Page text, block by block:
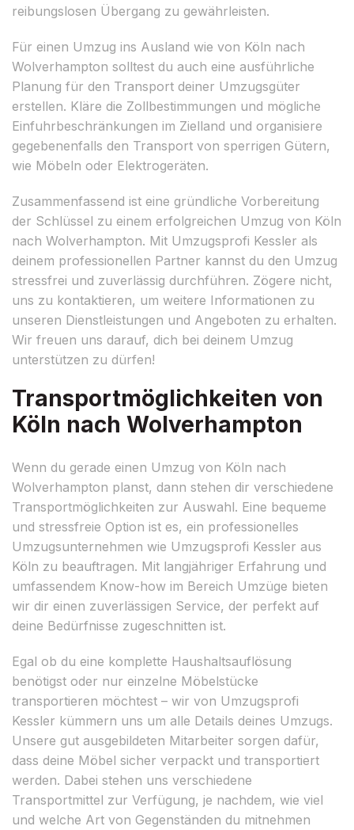
reibungslosen Übergang zu gewährleisten.
Für einen Umzug ins Ausland wie von Köln nach
Wolverhampton solltest du auch eine ausführliche
Planung für den Transport deiner Umzugsgüter
erstellen. Kläre die Zollbestimmungen und mögliche
Einfuhrbeschränkungen im Zielland und organisiere
gegebenenfalls den Transport von sperrigen Gütern,
wie Möbeln oder Elektrogeräten.
Zusammenfassend ist eine gründliche Vorbereitung
der Schlüssel zu einem erfolgreichen Umzug von Köln
nach Wolverhampton. Mit Umzugsprofi Kessler als
deinem professionellen Partner kannst du den Umzug
stressfrei und zuverlässig durchführen. Zögere nicht,
uns zu kontaktieren, um weitere Informationen zu
unseren Dienstleistungen und Angeboten zu erhalten.
Wir freuen uns darauf, dich bei deinem Umzug
unterstützen zu dürfen!
Transportmöglichkeiten von
Köln nach Wolverhampton
Wenn du gerade einen Umzug von Köln nach
Wolverhampton planst, dann stehen dir verschiedene
Transportmöglichkeiten zur Auswahl. Eine bequeme
und stressfreie Option ist es, ein professionelles
Umzugsunternehmen wie Umzugsprofi Kessler aus
Köln zu beauftragen. Mit langjähriger Erfahrung und
umfassendem Know-how im Bereich Umzüge bieten
wir dir einen zuverlässigen Service, der perfekt auf
deine Bedürfnisse zugeschnitten ist.
Egal ob du eine komplette Haushaltsauflösung
benötigst oder nur einzelne Möbelstücke
transportieren möchtest – wir von Umzugsprofi
Kessler kümmern uns um alle Details deines Umzugs.
Unsere gut ausgebildeten Mitarbeiter sorgen dafür,
dass deine Möbel sicher verpackt und transportiert
werden. Dabei stehen uns verschiedene
Transportmittel zur Verfügung, je nachdem, wie viel
und welche Art von Gegenständen du mitnehmen